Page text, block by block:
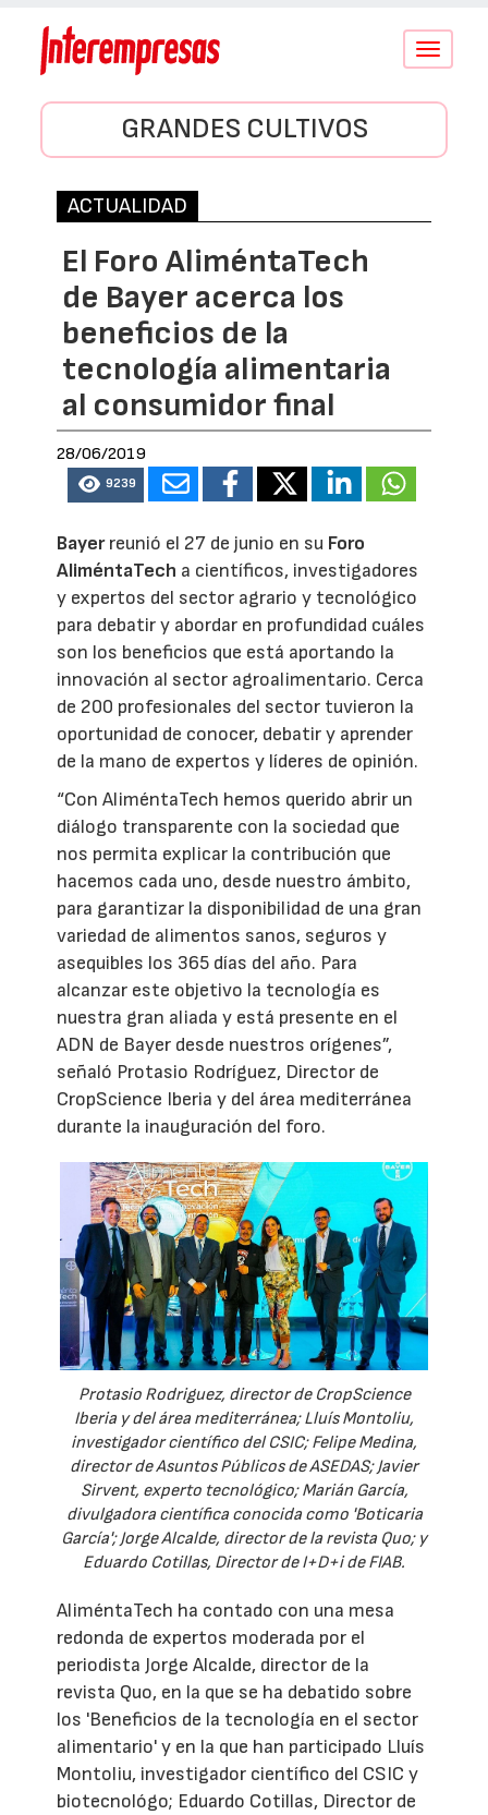
Conmutar
GRANDES CULTIVOS
ACTUALIDAD
El Foro AliméntaTech
de Bayer acerca los
beneficios de la
tecnología alimentaria
al consumidor final
28/06/2019
9239
Bayerreunió el 27 de junio en su Foro
AliméntaTech a científicos, investigadores
y expertos del sector agrario y tecnológico
para debatir y abordar en profundidad cuáles
son los beneficios que está aportando la
innovación al sector agroalimentario. Cerca
de 200 profesionales del sector tuvieron la
oportunidad de conocer, debatir y aprender
de la mano de expertos y líderes de opinión.
“Con AliméntaTech hemos querido abrir un
diálogo transparente con la sociedad que
nos permita explicar la contribución que
hacemos cada uno, desde nuestro ámbito,
para garantizar la disponibilidad de una gran
variedad de alimentos sanos, seguros y
asequibles los 365 días del año. Para
alcanzar este objetivo la tecnología es
nuestra gran aliada y está presente en el
ADN de Bayer desde nuestros orígenes”,
señaló Protasio Rodríguez, Director de
CropScience Iberia y del área mediterránea
durante la inauguración del foro.
Protasio Rodriguez, director de CropScience
Iberia y del área mediterránea; Lluís Montoliu,
investigador científico del CSIC; Felipe Medina,
director de Asuntos Públicos de ASEDAS; Javier
Sirvent, experto tecnológico; Marián García,
divulgadora científica conocida como 'Boticaria
García'; Jorge Alcalde, director de la revista Quo; y
Eduardo Cotillas, Director de I+D+i de FIAB.
AliméntaTech ha contado con una mesa
redonda de expertos moderada por el
periodista Jorge Alcalde, director de la
revista Quo, en la que se ha debatido sobre
los 'Beneficios de la tecnología en el sector
alimentario' y en la que han participado Lluís
Montoliu, investigador científico del CSIC y
biotecnológo; Eduardo Cotillas, Director de